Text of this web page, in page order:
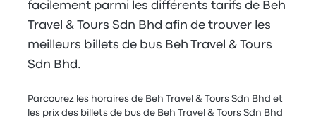
facilement parmi les différents tarifs de Beh
Travel & Tours Sdn Bhd afin de trouver les
meilleurs billets de bus Beh Travel & Tours
Sdn Bhd.
Parcourez les horaires de Beh Travel & Tours Sdn Bhd et
les prix des billets de bus de Beh Travel & Tours Sdn Bhd